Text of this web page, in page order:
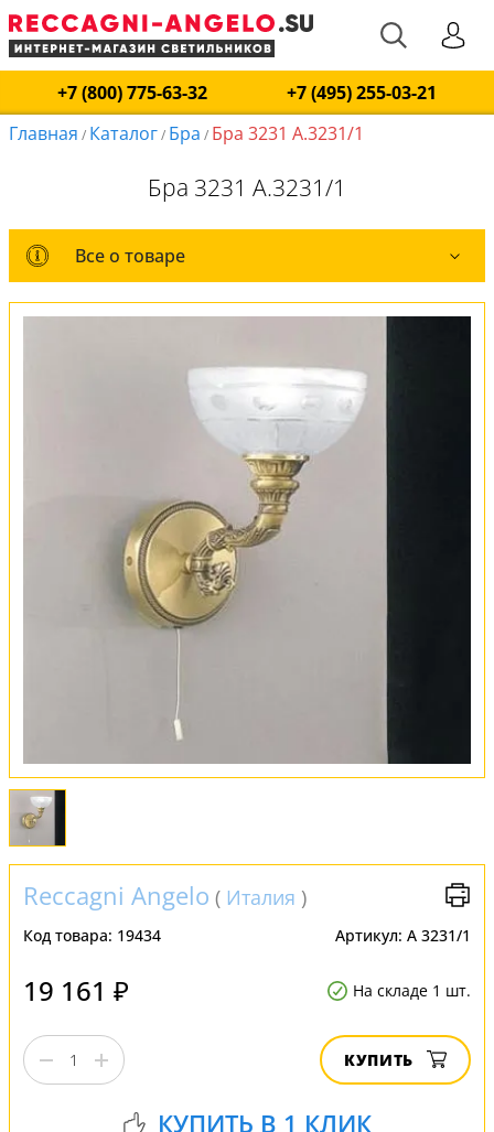
+7 (800) 775-63-32
+7 (495) 255-03-21
Главная / Каталог/ Бра / Бра 3231 A.3231/1
Бра 3231 A.3231/1
Все о товаре
Все о товаре
Комплект лампочек
Вся коллекция
Обмен и возврат
Установка
Reccagni Angelo ( Италия )
Код товара: 19434 Артикул: A 3231/1
19 161 ₽ На складе 1 шт.
КУПИТЬ